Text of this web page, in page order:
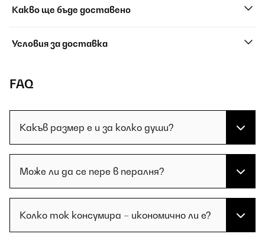
Какво ще бъде доставено
Условия за доставка
FAQ
Какъв размер е и за колко души?
Може ли да се пере в пералня?
Колко ток консумира – икономично ли е?